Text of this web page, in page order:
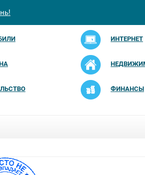
ИНТЕРНЕТ
ФИНАНСЫ